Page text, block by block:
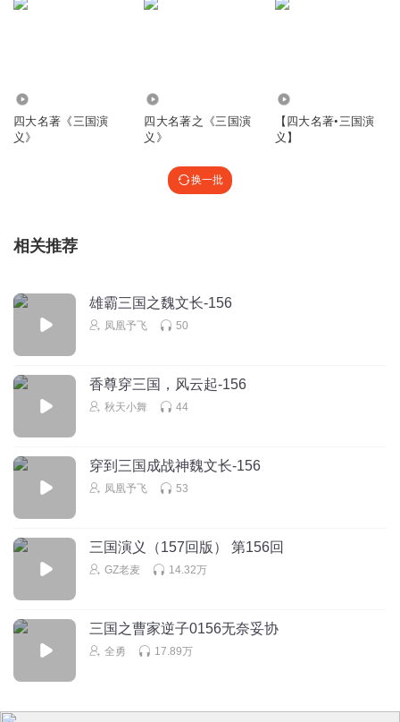
国标最强吃瓜群众
1393716mezw
听友314592364
刘备当断不断反受其乱
回复 2021-08-31
真高兴吖 回复 @听友314592364
吱吱队队长
喜欢这部评书，谢谢先生给我们带来了这么好听的三国演义
回复
奇妙万千回复 @吱吱队队长: 袁阔成袁老先生
四大名著《三国演
义》
四大名著之《三国演
义》
【四大名著•三国演
义】
换一批
相关推荐
雄霸三国之魏文长-156
凤凰予飞 50
香尊穿三国，风云起-156
秋天小舞 44
穿到三国成战神魏文长-156
凤凰予飞 53
三国演义（157回版） 第156回
GZ老麦 14.32万
三国之曹家逆子0156无奈妥协
全勇 17.89万